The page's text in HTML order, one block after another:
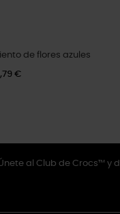
de flores azules
€
al Club de Crocs™ y